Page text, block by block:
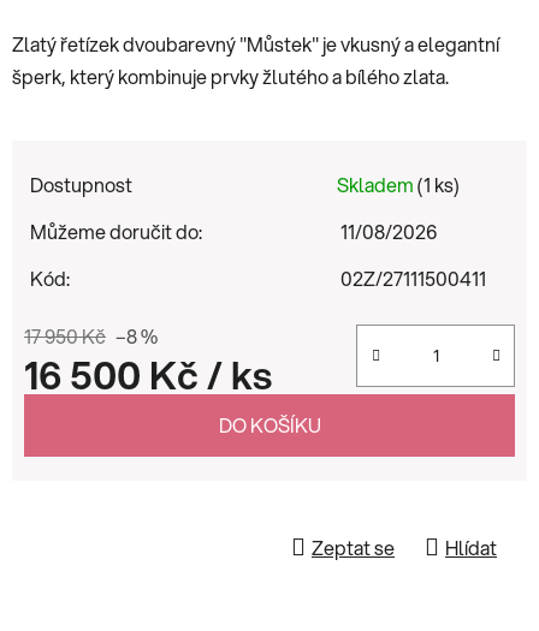
Zlatý řetízek dvoubarevný "Můstek" je vkusný a elegantní
šperk, který kombinuje prvky žlutého a bílého zlata.
Dostupnost Skladem(1 ks)
Můžeme doručit do:
11/08/2026
Kód:
02Z/27111500411
17 950 Kč –8 %
16 500 Kč/ ks
DO KOŠÍKU
Zeptat se Hlídat